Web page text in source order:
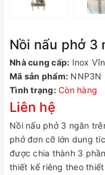
Nồi nấu phở 3
Nhà cung cấp: Inox
Mã sản phẩm: NNP3N
Tình trạng: Còn hàng
Liên hệ
Nồi nấu phở 3 ngăn
phở đơn cỡ lớn dung
được chia thành 3
thiết kế riêng theo